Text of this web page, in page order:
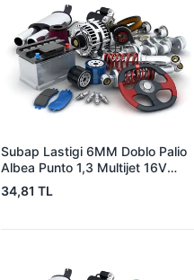
Subap Lastigi 6MM Doblo Palio
Albea Punto 1,3 Multijet 16V
1,3JTD 16V Astra Corsa 1,3CDTI
16V Suz | YTT Y2050 | OEM
93193446
34,81 TL